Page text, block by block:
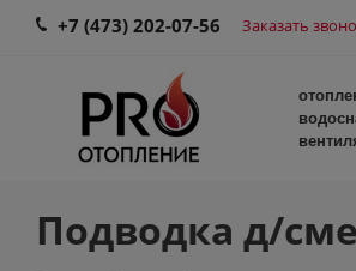
+7 (473) 202-07-56 Заказать
Подводка д/